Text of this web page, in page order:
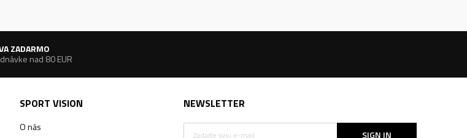
ZADARMO
nad 80 EUR
SPORT VISION
O nás
NEWSLETTER
SIGN IN